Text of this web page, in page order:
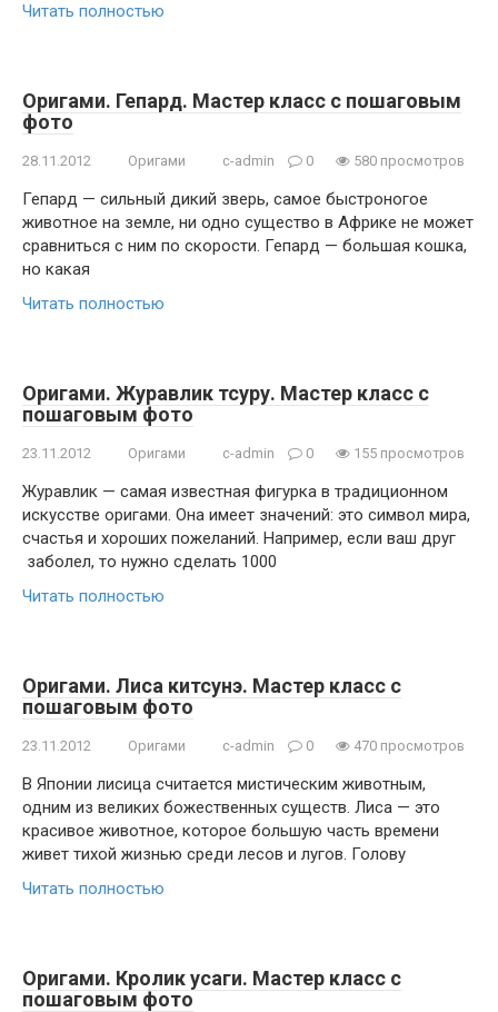
Читать полностью
Оригами. Гепард. Мастер класс с пошаговым
фото
28.11.2012 Оригами c-admin 0 580 просмотров
Гепард — сильный дикий зверь, самое быстроногое
животное на земле, ни одно существо в Африке не может
сравниться с ним по скорости. Гепард — большая кошка,
но какая
Читать полностью
Оригами. Журавлик тсуру. Мастер класс с
пошаговым фото
23.11.2012 Оригами c-admin 0 155 просмотров
Журавлик — самая известная фигурка в традиционном
искусстве оригами. Она имеет значений: это символ мира,
счастья и хороших пожеланий. Например, если ваш друг
заболел, то нужно сделать 1000
Читать полностью
Оригами. Лиса китсунэ. Мастер класс с
пошаговым фото
23.11.2012 Оригами c-admin 0 470 просмотров
В Японии лисица считается мистическим животным,
одним из великих божественных существ. Лиса — это
красивое животное, которое большую часть времени
живет тихой жизнью среди лесов и лугов. Голову
Читать полностью
Оригами. Кролик усаги. Мастер класс с
пошаговым фото